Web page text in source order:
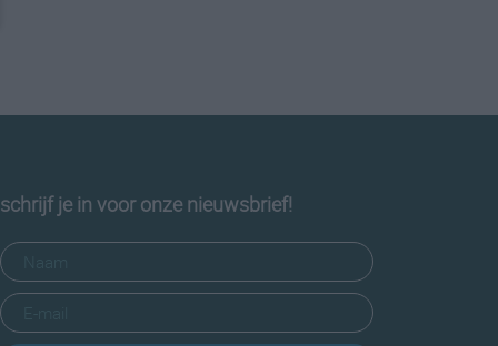
schrijf je in voor onze nieuwsbrief!